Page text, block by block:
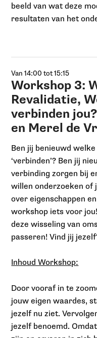
beeld van wat deze
resultaten van het
Van 14:00 tot 15:15
Workshop 3:
Revalidatie,
verbinden
en Merel de
Ben jij benieuwd
‘verbinden’? Ben jij
verbinding zorgen bij
willen onderzoeken of
over eigenschappen
workshop iets voor
deze wisseling van
passeren! Vind jij
Inhoud Workshop:
Door vooraf in te
jouw eigen waardes,
jezelf nu ziet.
jezelf benoemd.